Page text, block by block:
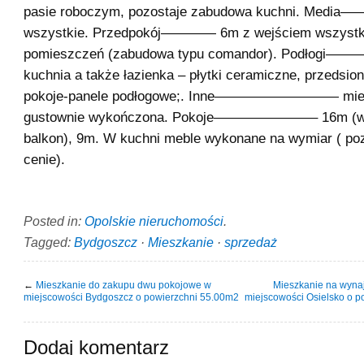
pasie roboczym, pozostaje zabudowa kuchni.
wszystkie. Przedpokój———— 6m z wejściem
pomieszczeń (zabudowa typu comandor).
kuchnia a także łazienka – płytki ceramiczne,
pokoje-panele podłogowe;. Inne—————————
gustownie wykończona. Pokoje———————– 16m
balkon), 9m. W kuchni meble wykonane na wymiar (
cenie).
Posted in: Opolskie nieruchomości.
Tagged: Bydgoszcz · Mieszkanie · sprzedaż
← Mieszkanie do zakupu dwu pokojowe w
miejscowości Bydgoszcz o powierzchni 55.00m2
Mieszkanie na
miejscowości Osielsko o
Dodaj komentarz